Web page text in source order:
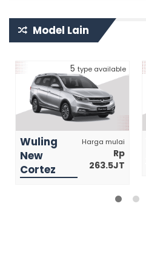
Model Lain
Wuling
New
Cortez
Harga mulai
Rp
263.5JT
5 type available